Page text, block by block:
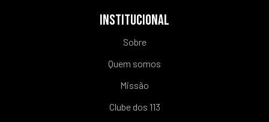
INSTITUCIONAL
Sobre
Quem somos
Missão
Clube dos 113